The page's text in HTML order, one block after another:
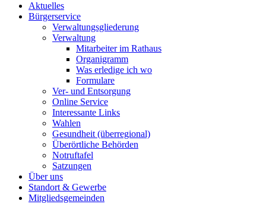
Aktuelles
Bürgerservice
Verwaltungsgliederung
Verwaltung
Mitarbeiter im Rathaus
Organigramm
Was erledige ich wo
Formulare
Ver- und Entsorgung
Online Service
Interessante Links
Wahlen
Gesundheit (überregional)
Überörtliche Behörden
Notruftafel
Satzungen
Über uns
Standort & Gewerbe
Mitgliedsgemeinden